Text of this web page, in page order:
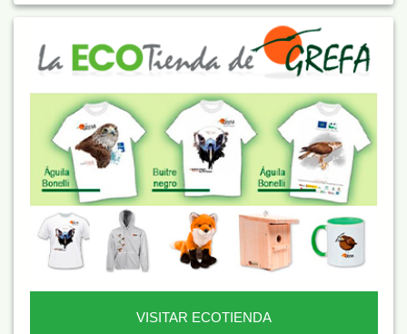
VISITAR ECOTIENDA